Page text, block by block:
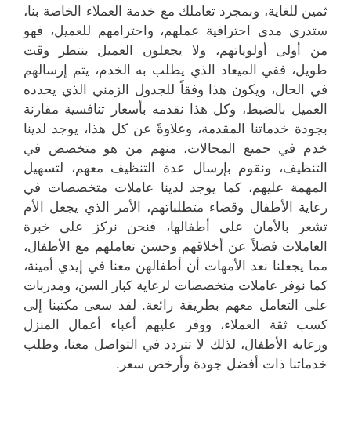
ثمين للغاية، وبمجرد تعاملك مع خدمة العملاء الخاصة بنا،
ستدري مدى احترافية عملهم، واحترامهم للعميل، فهو
من أولى أولوياتهم، ولا يجعلون العميل ينتظر وقت
طويل، ففي الميعاد الذي يطلب به الخدم، يتم إرسالهم
في الحال، ويكون هذا وفقاً للجدول الزمني الذي يحدده
العميل بالضبط، وكل هذا نقدمه بأسعار تنافسية مقارنة
بجودة خدماتنا المقدمة، وعلاوةً عن كل هذا، يوجد لدينا
خدم في جميع المجالات، منهم من هو متخصص في
التنظيف، ونقوم بإرسال عدة التنظيف معهم، لتسهيل
المهمة عليهم، كما يوجد لدينا عاملات متخصصات في
رعاية الأطفال وقضاء متطلباتهم، الأمر الذي يجعل الأم
تشعر بالأمان على أطفالها، فنحن نركز على خبرة
العاملات فضلاً عن أخلاقهم وحسن تعاملهم مع الأطفال،
مما يجعلنا نعد الأمهات أن أطفالهن معنا في إيدي أمينة،
كما نوفر عاملات متخصصات لرعاية كبار السن، ومدربات
على التعامل معهم بطريقة رائعة. لقد سعى مكتبنا إلى
كسب ثقة العملاء، ووفر عليهم أعباء أعمال المنزل
ورعاية الأطفال، لذلك لا تتردد في التواصل معنا، وطلب
خدماتنا ذات أفضل جودة وأرخص سعر.